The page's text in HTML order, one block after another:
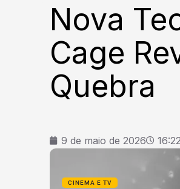
Nova
Cage
Quebra
9 de maio de 2026 16:22
CINEMA E TV